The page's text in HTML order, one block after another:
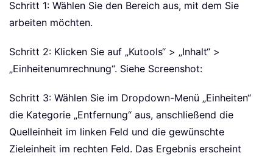
Schritt 1: Wählen Sie den Bereich aus, mit dem Sie
arbeiten möchten.
Schritt 2: Klicken Sie auf „Kutools“ > „Inhalt“ >
„Einheitenumrechnung“. Siehe Screenshot:
Schritt 3: Wählen Sie im Dropdown-Menü „Einheiten“
die Kategorie „Entfernung“ aus, anschließend die
Quelleinheit im linken Feld und die gewünschte
Zieleinheit im rechten Feld. Das Ergebnis erscheint